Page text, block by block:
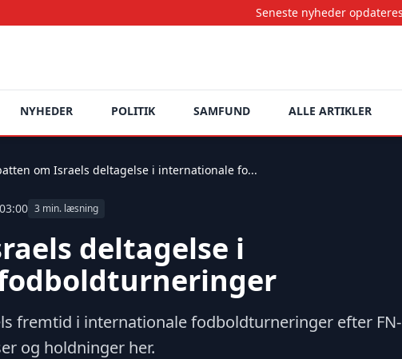
Seneste nyheder opdateres løbende •
NYHEDER POLITIK SAMFUND ALLE ARTIKLER
om Israels deltagelse i internationale fo...
3 min. læsning
deltagelse i
fremtid i internationale fodboldturneringer efter FN-
og holdninger her.